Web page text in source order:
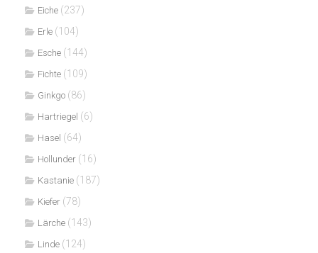
Eiche (237)
Erle (104)
Esche (144)
Fichte (109)
Ginkgo (86)
Hartriegel (6)
Hasel (64)
Hollunder (16)
Kastanie (187)
Kiefer (78)
Lärche (143)
Linde (124)